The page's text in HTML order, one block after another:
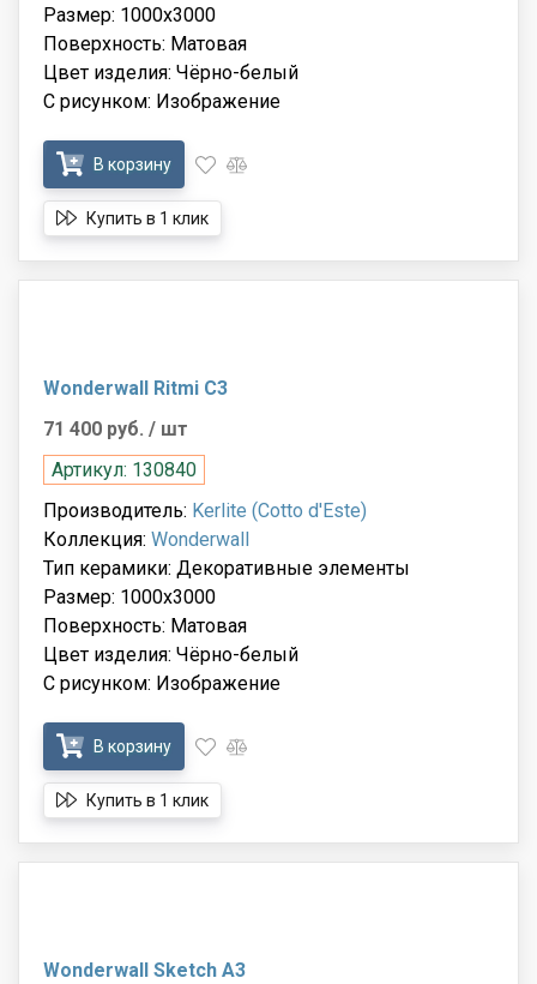
Размер: 1000x3000
Поверхность: Матовая
Цвет изделия: Чёрно-белый
С рисунком: Изображение
В корзину
Купить в 1 клик
Wonderwall Ritmi C3
71 400 руб. / шт
Артикул: 130840
Производитель: Kerlite (Cotto d'Este)
Коллекция: Wonderwall
Тип керамики: Декоративные элементы
Размер: 1000x3000
Поверхность: Матовая
Цвет изделия: Чёрно-белый
С рисунком: Изображение
В корзину
Купить в 1 клик
Wonderwall Sketch A3